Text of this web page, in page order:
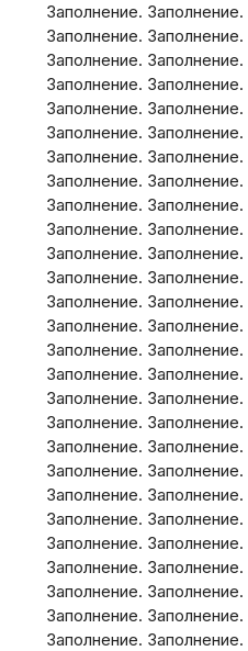
Заполнение.
Заполнение.
Заполнение.
Заполнение.
Заполнение.
Заполнение.
Заполнение.
Заполнение.
Заполнение.
Заполнение.
Заполнение.
Заполнение.
Заполнение.
Заполнение.
Заполнение.
Заполнение.
Заполнение.
Заполнение.
Заполнение.
Заполнение.
Заполнение.
Заполнение.
Заполнение.
Заполнение.
Заполнение.
Заполнение.
Заполнение.